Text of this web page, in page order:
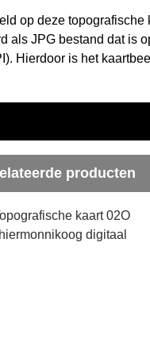
op deze topografische
als JPG bestand dat is
Hierdoor is het
producten